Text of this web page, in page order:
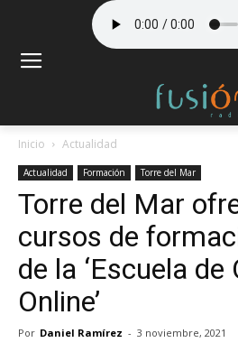
Inicio Actualidad
Actualidad Formación Torre del Mar
Torre del Mar
cursos de
de la ‘Escuela de
Online’
Por Daniel Ramírez - 3 noviembre, 2021